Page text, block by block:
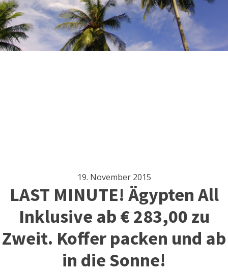
19. November 2015
LAST MINUTE! Ägypten All
Inklusive ab € 283,00 zu
Zweit. Koffer packen und ab
in die Sonne!